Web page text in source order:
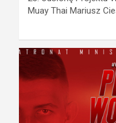
Muay Thai Mariusz